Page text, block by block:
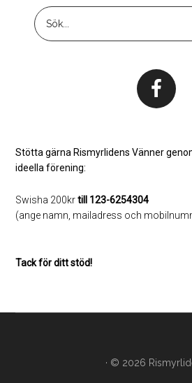
Footer
Sök...
Stötta gärna Rismyrlidens Vänner
ideella förening:
Swisha 200krtill 123-6254304
(ange namn, mailadress och
Tack för ditt stöd!
· © 2026